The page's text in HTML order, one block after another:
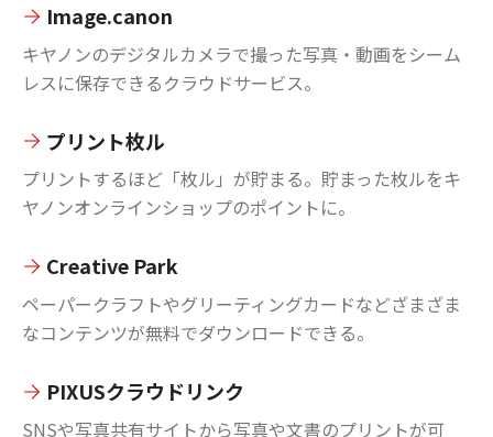
Image.canon
キヤノンのデジタルカメラで撮った写真・動画をシーム
レスに保存できるクラウドサービス。
プリント枚ル
プリントするほど「枚ル」が貯まる。貯まった枚ルをキ
ヤノンオンラインショップのポイントに。
Creative Park
ペーパークラフトやグリーティングカードなどざまざま
なコンテンツが無料でダウンロードできる。
PIXUSクラウドリンク
SNSや写真共有サイトから写真や文書のプリントが可